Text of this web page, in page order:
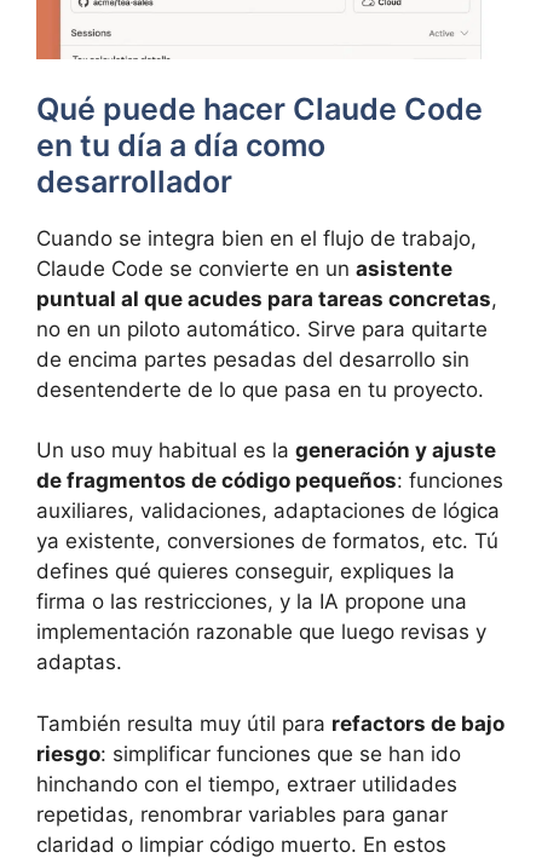
Qué puede hacer Claude Code
en tu día a día como
desarrollador
Cuando se integra bien en el flujo de trabajo,
Claude Code se convierte en un asistente
puntual al que acudes para tareas concretas,
no en un piloto automático. Sirve para quitarte
de encima partes pesadas del desarrollo sin
desentenderte de lo que pasa en tu proyecto.
Un uso muy habitual es la generación y ajuste
de fragmentos de código pequeños: funciones
auxiliares, validaciones, adaptaciones de lógica
ya existente, conversiones de formatos, etc. Tú
defines qué quieres conseguir, expliques la
firma o las restricciones, y la IA propone una
implementación razonable que luego revisas y
adaptas.
También resulta muy útil para refactors de bajo
riesgo: simplificar funciones que se han ido
hinchando con el tiempo, extraer utilidades
repetidas, renombrar variables para ganar
claridad o limpiar código muerto. En estos